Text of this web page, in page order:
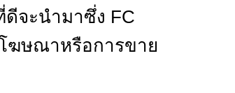
ดีจะนำมาซึ่ง FC
ฆษณาหรือการขาย